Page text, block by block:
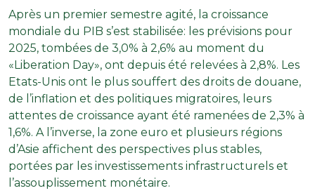
Après un premier semestre agité, la croissance
mondiale du PIB s’est stabilisée: les prévisions pour
2025, tombées de 3,0% à 2,6% au moment du
«Liberation Day», ont depuis été relevées à 2,8%. Les
Etats-Unis ont le plus souffert des droits de douane,
de l’inflation et des politiques migratoires, leurs
attentes de croissance ayant été ramenées de 2,3% à
1,6%. A l’inverse, la zone euro et plusieurs régions
d’Asie affichent des perspectives plus stables,
portées par les investissements infrastructurels et
l’assouplissement monétaire.